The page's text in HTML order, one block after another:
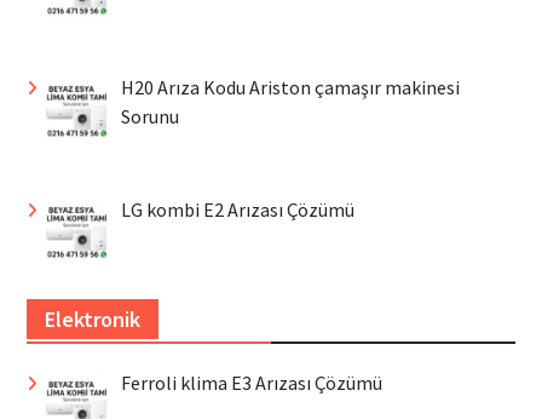
H20 Arıza Kodu Ariston çamaşır makinesi
Sorunu
LG kombi E2 Arızası Çözümü
Elektronik
Ferroli klima E3 Arızası Çözümü